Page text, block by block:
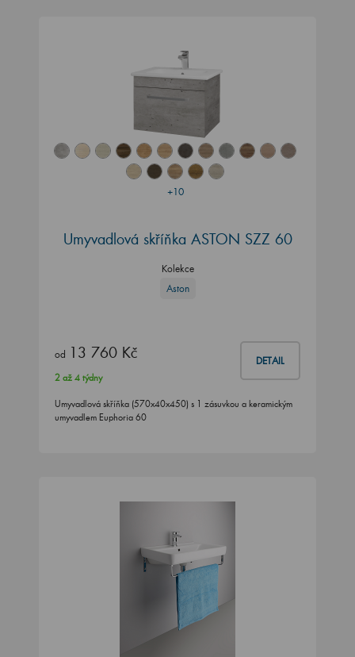
+10
Umyvadlová skříňka ASTON SZZ 60
Kolekce
Aston
od 13 760 Kč DETAIL
2 až 4 týdny
Umyvadlová skříňka (570x40x450) s 1 zásuvkou a keramickým
umyvadlem Euphoria 60